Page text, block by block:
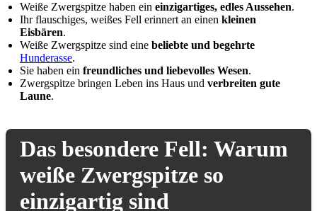
Weiße Zwergspitze haben ein einzigartiges, edles Aussehen.
Ihr flauschiges, weißes Fell erinnert an einen kleinen
Eisbären.
Weiße Zwergspitze sind eine beliebte und begehrte
Hunderasse.
Sie haben ein freundliches und liebevolles Wesen.
Zwergspitze bringen Leben ins Haus und verbreiten gute
Laune.
Das besondere Fell: Warum
weiße Zwergspitze so
einzigartig sind